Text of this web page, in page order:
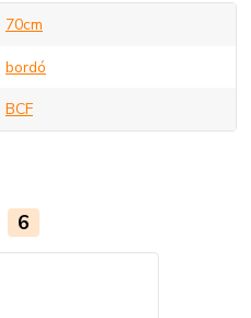
70cm
bordó
BCF
6